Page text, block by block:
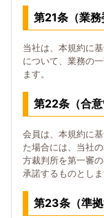
第21条（業務
当社は、本規約に
について、業務の
ます。
第22条（合意
会員は、本規約に
た場合には、当社
方裁判所を第一審
承諾するものとしま
第23条（準拠